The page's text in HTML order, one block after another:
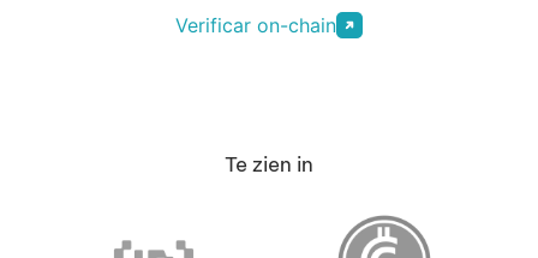
Verificar on-chain
Te zien in